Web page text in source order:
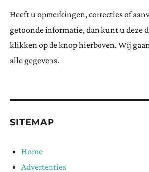
Heeft u opmerkingen, correcties of
getoonde informatie, dan kunt u deze
klikken op de knop hierboven. Wij
alle gegevens.
SITEMAP
Home
Advertenties